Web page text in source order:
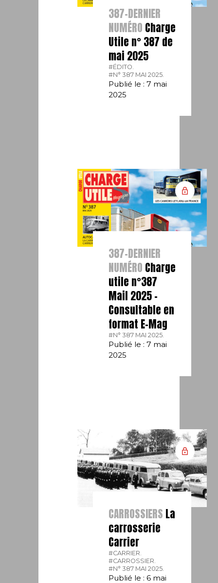
387-DERNIER
NUMÉRO Charge
Utile n° 387 de
mai 2025
#ÉDITO.
#N° 387 MAI 2025.
Publié le : 7 mai
2025
387-DERNIER
NUMÉRO Charge
utile n°387
Mail 2025 –
Consultable en
format E-Mag
#N° 387 MAI 2025.
Publié le : 7 mai
2025
CARROSSIERS La
carrosserie
Carrier
#CARRIER.
#CARROSSIER.
#N° 387 MAI 2025.
Publié le : 6 mai